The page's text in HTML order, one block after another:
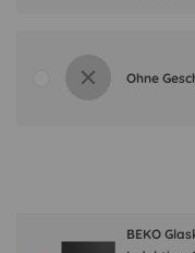
Ohne
BEKO